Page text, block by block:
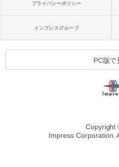
プライバシーポリシー
インプレスグループ
PC版で
Copyright
Impress Corporation.